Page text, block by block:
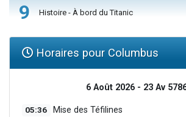
9 Histoire - À bord du Titanic
Horaires pour Columbus
6 Août 2026 - 23 Av
05:36 Mise des Téfilines